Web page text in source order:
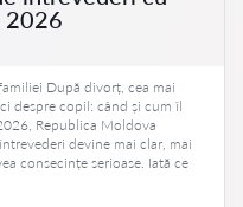
2026
După divorț, cea mai
despre copil: când și cum îl
Republica Moldova
devine mai clar, mai
consecințe serioase. Iată ce